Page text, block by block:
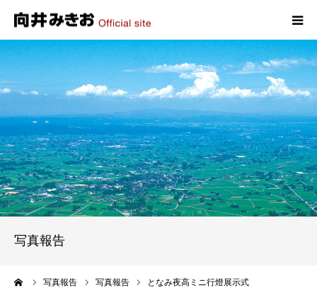
写真報告
写真報告 写真報告 となみ夜高ミニ行燈展示式
HOME
プロフィール
政策
活動報告